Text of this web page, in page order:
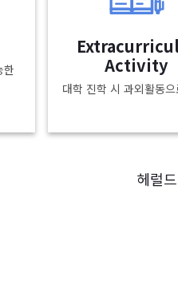
한
Activity
대학 진학 시 과외활동
헤럴